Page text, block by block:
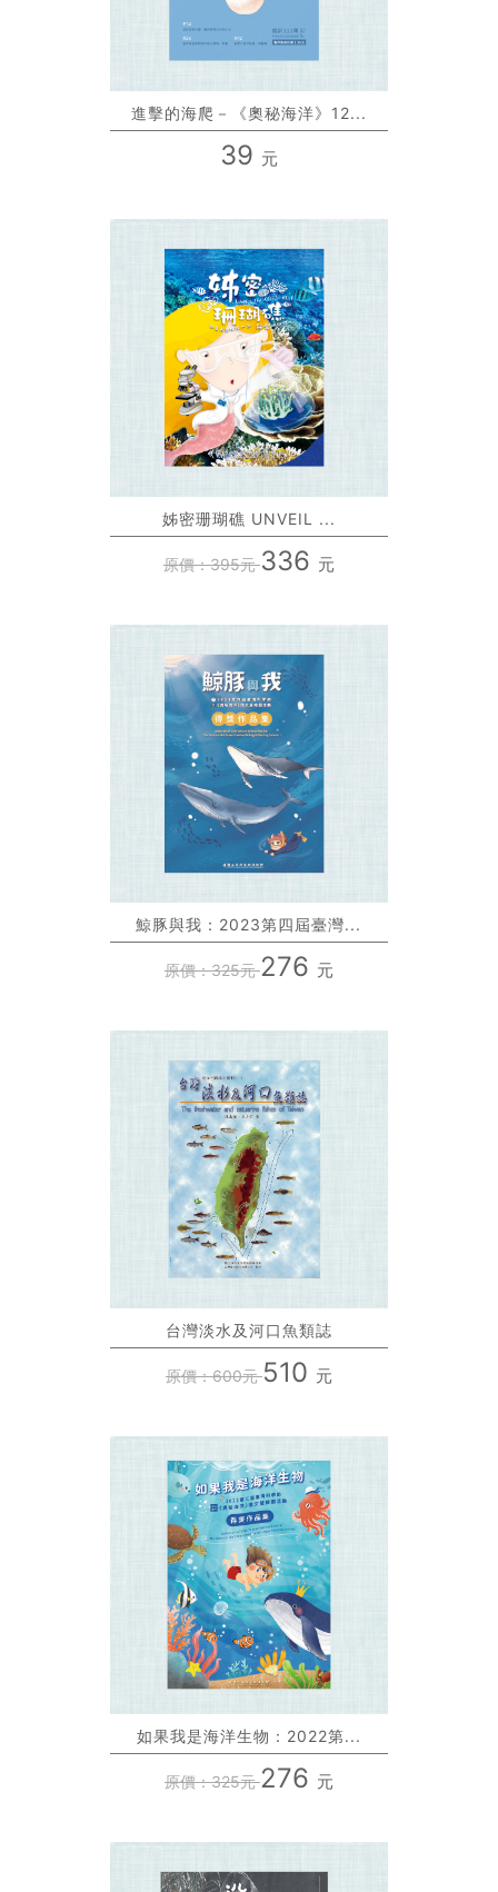
進擊的海爬－《奧秘海洋》12...
39 元
姊密珊瑚礁 UNVEIL ...
原價：395元336 元
鯨豚與我：2023第四屆臺灣...
原價：325元276 元
台灣淡水及河口魚類誌
原價：600元510 元
如果我是海洋生物：2022第...
原價：325元276 元